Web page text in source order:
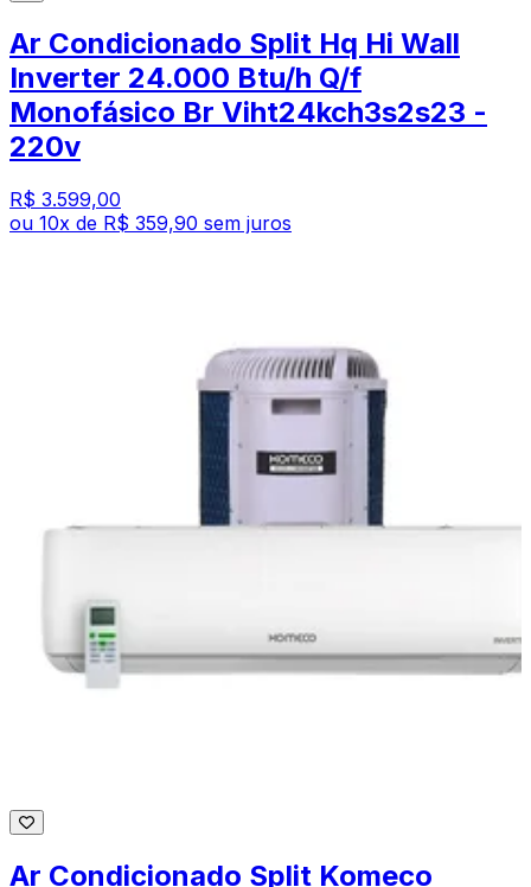
Ar Condicionado Split Hq Hi Wall
Inverter 24.000 Btu/h Q/f
Monofásico Br Viht24kch3s2s23 -
220v
R$ 3.599,00
ou 10x de R$ 359,90 sem juros
Ar Condicionado Split Komeco